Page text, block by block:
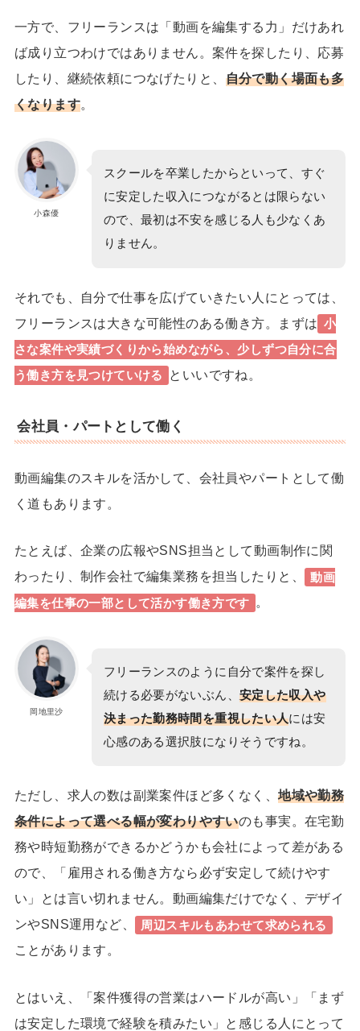
一方で、フリーランスは「動画を編集する力」だけあれ
ば成り立つわけではありません。案件を探したり、応募
したり、継続依頼につなげたりと、 自分で動く場面も多
くなります。
小森優
スクールを卒業したからといって、すぐ
に安定した収入につながるとは限らない
ので、最初は不安を感じる人も少なくあ
りません。
それでも、自分で仕事を広げていきたい人にとっては、
フリーランスは大きな可能性のある働き方。まずは 小
さな案件や実績づくりから始めながら、少しずつ自分に合
う働き方を見つけていける
といいですね。
会社員・パートとして働く
動画編集のスキルを活かして、会社員やパートとして働
く道もあります。
たとえば、企業の広報やSNS担当として動画制作に関
わったり、制作会社で編集業務を担当したりと、
動画
編集を仕事の一部として活かす働き方です
。
岡地里沙
フリーランスのように自分で案件を探し
続ける必要がないぶん、 安定した収入や
決まった勤務時間を重視したい人には安
心感のある選択肢になりそうですね。
ただし、求人の数は副業案件ほど多くなく、地域や勤務
条件によって選べる幅が変わりやすいのも事実。在宅勤
務や時短勤務ができるかどうかも会社によって差がある
ので、「雇用される働き方なら必ず安定して続けやす
い」とは言い切れません。動画編集だけでなく、デザイ
ンやSNS運用など、
周辺スキルもあわせて求められる
ことがあります。
とはいえ、「案件獲得の営業はハードルが高い」「まず
は安定した環境で経験を積みたい」と感じる人にとって